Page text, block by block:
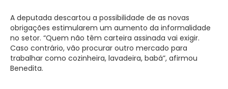
A deputada descartou a possibilidade de as novas
obrigações estimularem um aumento da informalidade
no setor. “Quem não têm carteira assinada vai exigir.
Caso contrário, vão procurar outro mercado para
trabalhar como cozinheira, lavadeira, babá”, afirmou
Benedita.